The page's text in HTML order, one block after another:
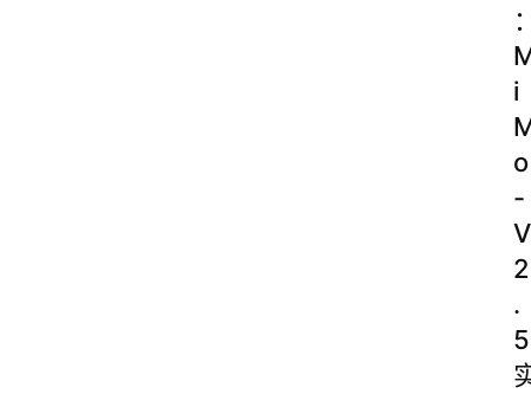
i
o
-
V
2
.
5